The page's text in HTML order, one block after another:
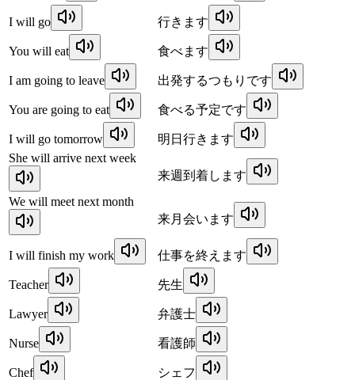
I will go 行きます
You will eat 食べます
I am going to leave 出発するつもりです
You are going to eat 食べる予定です
I will go tomorrow
明日行きます
She will arrive next week
来週到着します
We will meet next month
来月会います
I will finish my work 仕事を終えます
Teacher 先生
Lawyer 弁護士
Nurse 看護師
Chef シェフ